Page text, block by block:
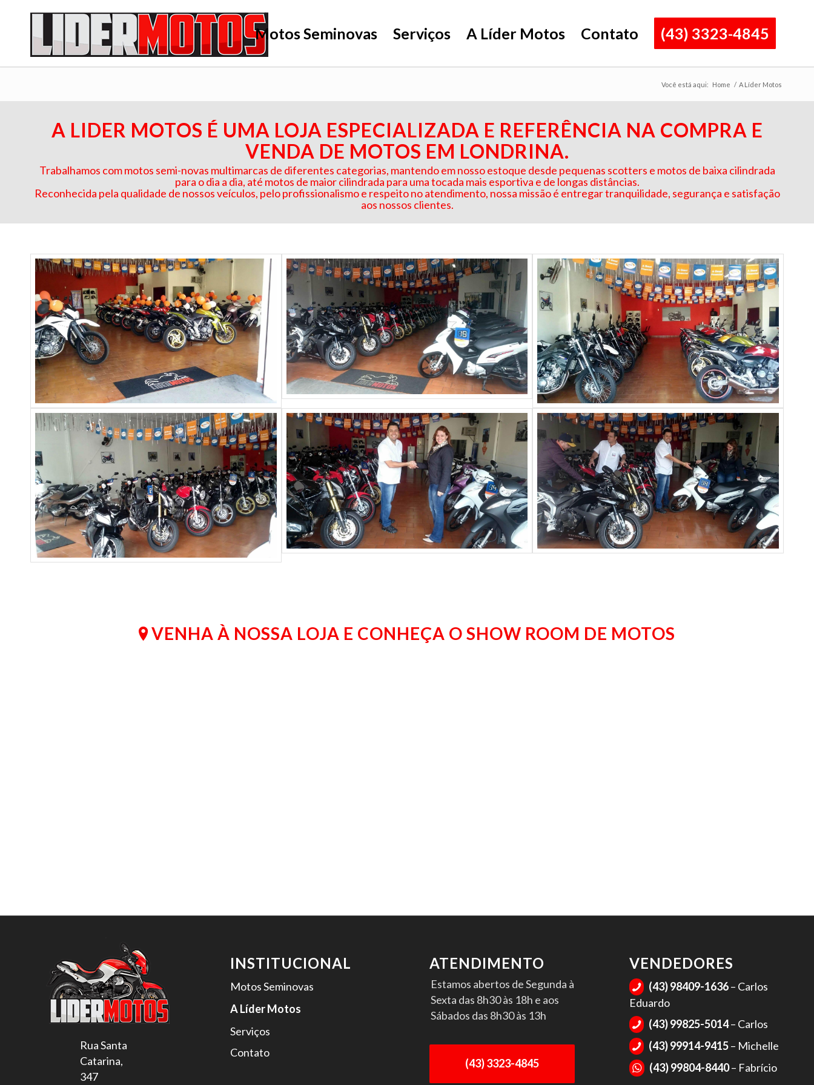
Motos Seminovas Serviços A Líder Motos Contato (43) 3323-4845
Você está aqui: Home / A Líder Motos
A LIDER MOTOS É UMA LOJA ESPECIALIZADA E REFERÊNCIA NA COMPRA E
VENDA DE MOTOS EM LONDRINA.
Trabalhamos com motos semi-novas multimarcas de diferentes categorias, mantendo em nosso estoque desde pequenas scotters e motos de baixa cilindrada
para o dia a dia, até motos de maior cilindrada para uma tocada mais esportiva e de longas distâncias.
Reconhecida pela qualidade de nossos veículos, pelo profissionalismo e respeito no atendimento, nossa missão é entregar tranquilidade, segurança e satisfação
aos nossos clientes.
VENHA À NOSSA LOJA E CONHEÇA O SHOW ROOM DE MOTOS
Rua Santa
Catarina,
347
INSTITUCIONAL
Motos Seminovas
A Líder Motos
Serviços
Contato
ATENDIMENTO
Estamos abertos de Segunda à
Sexta das 8h30 às 18h e aos
Sábados das 8h30 às 13h
(43) 3323-4845
VENDEDORES
 (43) 98409-1636– Carlos
Eduardo
 (43) 99825-5014– Carlos
 (43) 99914-9415– Michelle
 (43) 99804-8440– Fabrício